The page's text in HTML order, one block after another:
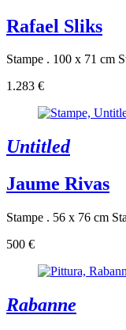
Rafael Sliks
Stampe . 100 x 71 cm
1.283 €
Untitled
Jaume Rivas
Stampe . 56 x 76 cm
500 €
Rabanne